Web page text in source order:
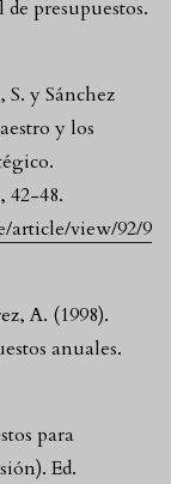
presupuestos.
S. y Sánchez
y los
42-48.
article/view/92/9
A. (1998).
anuales.
para
Ed.